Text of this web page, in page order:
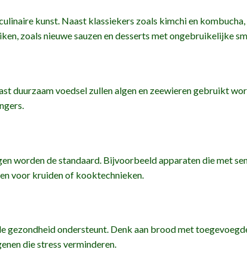
kunst. Naast klassiekers zoals kimchi en
zoals nieuwe sauzen en desserts met ongebruikelijke
duurzaam voedsel zullen algen en zeewieren gebruikt
worden de standaard. Bijvoorbeeld apparaten die met
voor kruiden of kooktechnieken.
gezondheid ondersteunt. Denk aan brood met
die stress verminderen.